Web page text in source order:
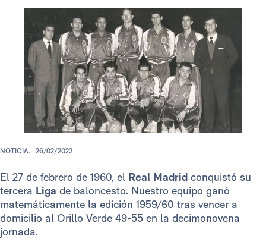
NOTICIA. 26/02/2022
El 27 de febrero de 1960, el Real Madrid conquistó su
tercera Liga de baloncesto. Nuestro equipo ganó
matemáticamente la edición 1959/60 tras vencer a
domicilio al Orillo Verde 49-55 en la decimonovena
jornada.